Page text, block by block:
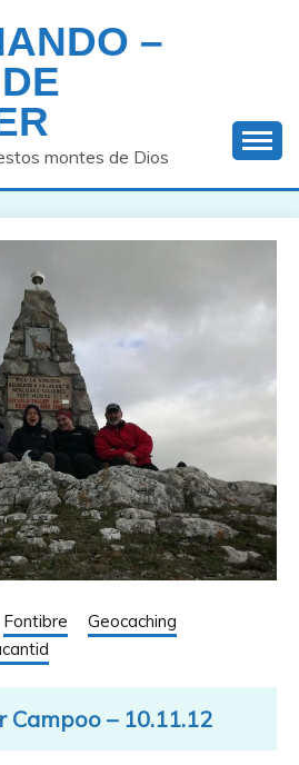
–
montes de Dios
Fontibre
Geocaching
Campoo – 10.11.12